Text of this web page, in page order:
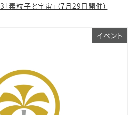
素粒子と宇宙」（7月29日開催）
イベント